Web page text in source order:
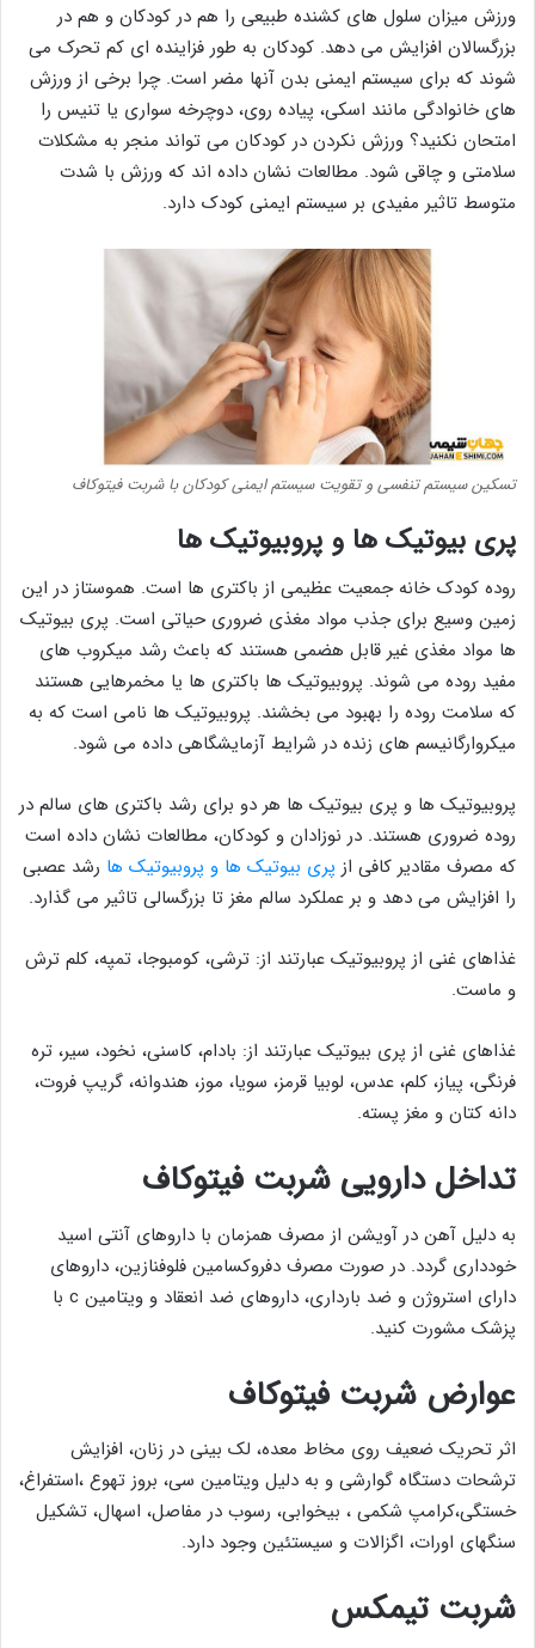
ورزش میزان سلول های کشنده طبیعی را هم در کودکان و هم در
بزرگسالان افزایش می دهد. کودکان به طور فزاینده ای کم تحرک می
شوند که برای سیستم ایمنی بدن آنها مضر است. چرا برخی از ورزش
های خانوادگی مانند اسکی، پیاده روی، دوچرخه سواری یا تنیس را
امتحان نکنید؟ ورزش نکردن در کودکان می تواند منجر به مشکلات
سلامتی و چاقی شود. مطالعات نشان داده اند که ورزش با شدت
متوسط ​​تاثیر مفیدی بر سیستم ایمنی کودک دارد.
تسکین سیستم تنفسی و تقویت سیستم ایمنی کودکان با شربت فیتوکاف
پری بیوتیک ها و پروبیوتیک ها
روده کودک خانه جمعیت عظیمی از باکتری ها است. هموستاز در این
زمین وسیع برای جذب مواد مغذی ضروری حیاتی است. پری بیوتیک
ها مواد مغذی غیر قابل هضمی هستند که باعث رشد میکروب های
مفید روده می شوند. پروبیوتیک ها باکتری ها یا مخمرهایی هستند
که سلامت روده را بهبود می بخشند. پروبیوتیک ها نامی است که به
میکروارگانیسم های زنده در شرایط آزمایشگاهی داده می شود.
پروبیوتیک ها و پری بیوتیک ها هر دو برای رشد باکتری های سالم در
روده ضروری هستند. در نوزادان و کودکان، مطالعات نشان داده است
که مصرف مقادیر کافی از پری بیوتیک ها و پروبیوتیک ها رشد عصبی
را افزایش می دهد و بر عملکرد سالم مغز تا بزرگسالی تاثیر می گذارد.
غذاهای غنی از پروبیوتیک عبارتند از: ترشی، کومبوجا، تمپه، کلم ترش
و ماست.
غذاهای غنی از پری بیوتیک عبارتند از: بادام، کاسنی، نخود، سیر، تره
فرنگی، پیاز، کلم، عدس، لوبیا قرمز، سویا، موز، هندوانه، گریپ فروت،
دانه کتان و مغز پسته.
تداخل دارویی شربت فیتوکاف
به دلیل آهن در آویشن از مصرف همزمان با داروهای آنتی اسید
خودداری گردد. در صورت مصرف دفروکسامین فلوفنازین، داروهای
دارای استروژن و ضد بارداری، داروهای ضد انعقاد و ویتامین c با
پزشک مشورت کنید.
عوارض شربت فیتوکاف
اثر تحریک ضعیف روی مخاط معده، لک بینی در زنان، افزایش
ترشحات دستگاه گوارشی و به دلیل ویتامین سی، بروز تهوع ،استفراغ،
خستگی،کرامپ شکمی ، بیخوابی، رسوب در مفاصل، اسهال، تشکیل
سنگهای اورات، اگزالات و سیستئین وجود دارد.
شربت تیمکس